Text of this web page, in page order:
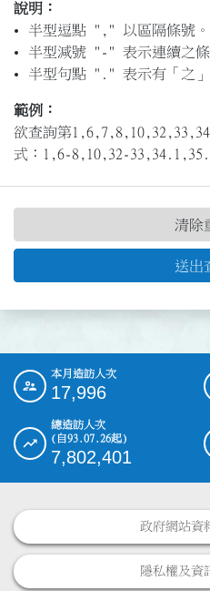
說明：
半型逗點 "," 以區隔條號。
半型減號 "-" 表示連續之條
半型句點 "." 表示有「之」
範例：
欲查詢第
式：1,6-8,10,32-
送出
清除
::: 本月造訪人次
17,996
總造訪人次
(自93.07.26起)
7,802,401
政府網站資
隱私權及資